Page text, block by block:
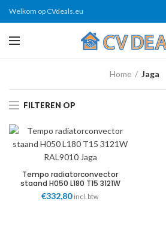
Welkom op CVdeals.eu
Home Jaga
FILTEREN OP
Tempo radiatorconvector
staand H050 L180 T15 3121W
RAL9010 TEMF.05018015.101/AS
Jaga
€332,80 incl. btw